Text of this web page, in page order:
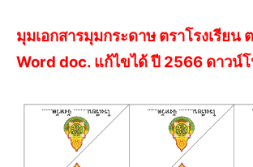
มุมเอกสารมุมกระดาษ ตราโรงเรียน
Word doc. แก้ไขได้ ปี 2566 ดาวน์